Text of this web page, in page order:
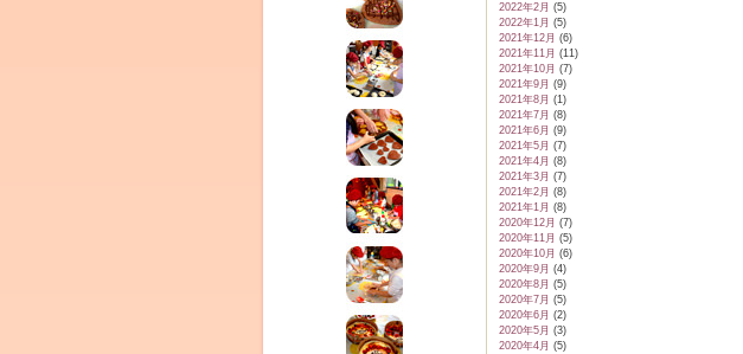
2022年2月 (5)
2022年1月 (5)
2021年12月 (6)
2021年11月 (11)
2021年10月 (7)
2021年9月 (9)
2021年8月 (1)
2021年7月 (8)
2021年6月 (9)
2021年5月 (7)
2021年4月 (8)
2021年3月 (7)
2021年2月 (8)
2021年1月 (8)
2020年12月 (7)
2020年11月 (5)
2020年10月 (6)
2020年9月 (4)
2020年8月 (5)
2020年7月 (5)
2020年6月 (2)
2020年5月 (3)
2020年4月 (5)